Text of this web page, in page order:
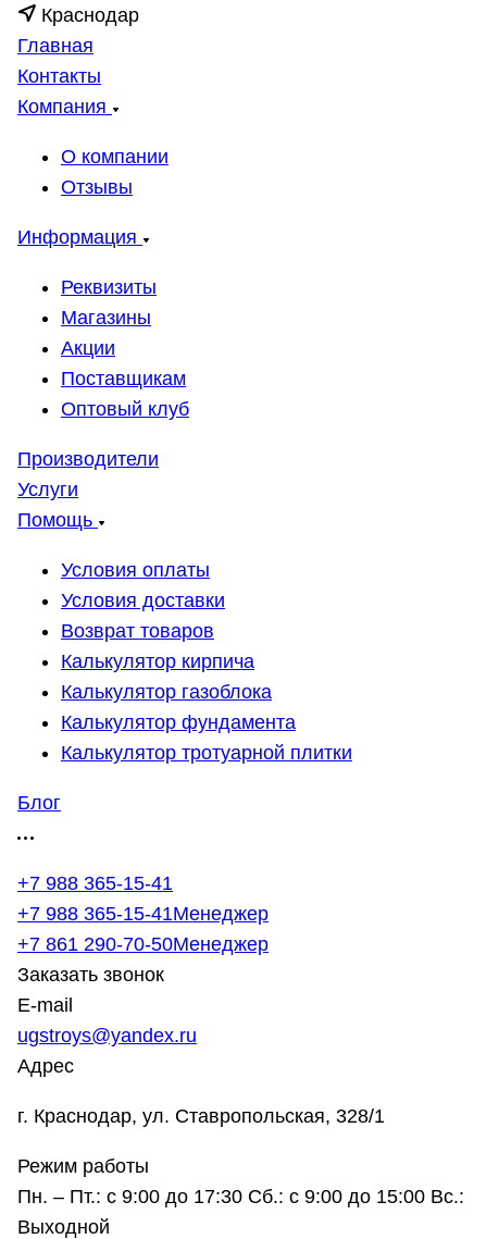
Краснодар
Главная
Контакты
Компания
О компании
Отзывы
Информация
Реквизиты
Магазины
Акции
Поставщикам
Оптовый клуб
Производители
Услуги
Помощь
Условия оплаты
Условия доставки
Возврат товаров
Калькулятор кирпича
Калькулятор газоблока
Калькулятор фундамента
Калькулятор тротуарной плитки
Блог
+7 988 365-15-41
+7 988 365-15-41Менеджер
+7 861 290-70-50Менеджер
Заказать звонок
E-mail
ugstroys@yandex.ru
Адрес
г. Краснодар, ул. Ставропольская, 328/1
Режим работы
Пн. – Пт.: с 9:00 до 17:30 Сб.: с 9:00 до 15:00 Вс.:
Выходной